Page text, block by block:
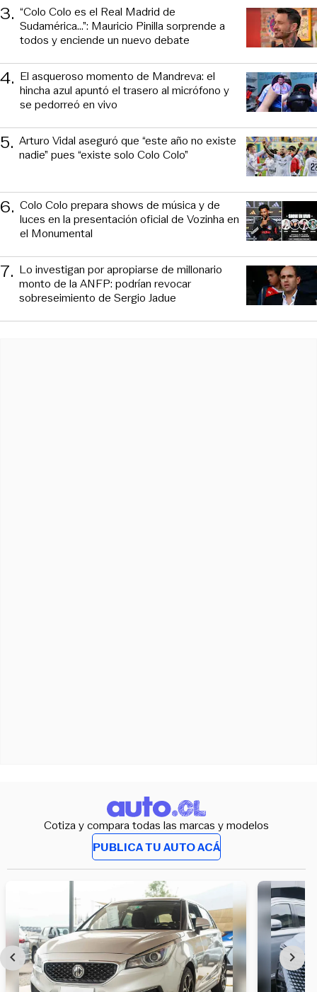
3. “Colo Colo es el Real Madrid de
Sudamérica…”: Mauricio Pinilla sorprende a
todos y enciende un nuevo debate
4. El asqueroso momento de Mandreva: el
hincha azul apuntó el trasero al micrófono y
se pedorreó en vivo
5. Arturo Vidal aseguró que “este año no existe
nadie” pues “existe solo Colo Colo”
6. Colo Colo prepara shows de música y de
luces en la presentación oficial de Vozinha en
el Monumental
7. Lo investigan por apropiarse de millonario
monto de la ANFP: podrían revocar
sobreseimiento de Sergio Jadue
Cotiza y compara todas las marcas y modelos
PUBLICA TU AUTO ACÁ